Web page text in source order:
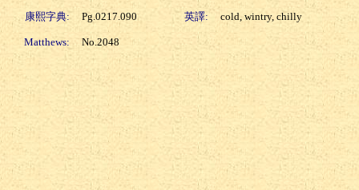
康熙字典: Pg.0217.090 英譯: cold, wintry, chilly
Matthews: No.2048